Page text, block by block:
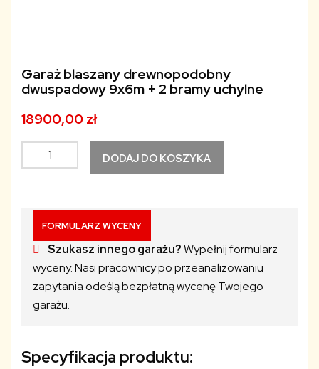
Garaż blaszany drewnopodobny
dwuspadowy 9x6m + 2 bramy uchylne
18900,00zł
Garaż
dwuspadowy
9x6m
DODAJ DO KOSZYKA
FORMULARZ WYCENY
Szukasz innego garażu?Wypełnij formularz
wyceny. Nasi pracownicy po przeanalizowaniu
zapytania odeślą bezpłatną wycenę Twojego
garażu.
Specyfikacja produktu: